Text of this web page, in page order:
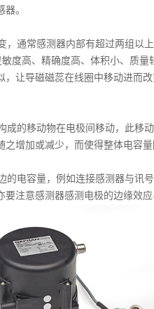
。
通常感测器内部有超过两组以
度高、精确度高、体积小、质
让导磁磁蕊在线圈中移动进而
的移动物在电极间移动，此移
增加或减少，而使得整体电容
电容量，例如连接感测器与讯
注意感测器感测电极的边缘效应